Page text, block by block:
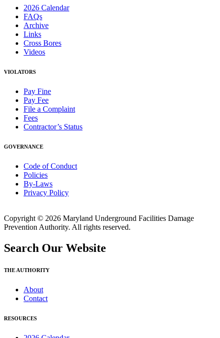
2026 Calendar
FAQs
Archive
Links
Cross Bores
Videos
VIOLATORS
Pay Fine
Pay Fee
File a Complaint
Fees
Contractor’s Status
GOVERNANCE
Code of Conduct
Policies
By-Laws
Privacy Policy
Copyright © 2026 Maryland Underground Facilities Damage
Prevention Authority. All rights reserved.
Search Our Website
THE AUTHORITY
About
Contact
RESOURCES